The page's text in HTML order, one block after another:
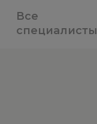
Все
специалисты